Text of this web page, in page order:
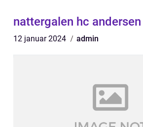
nattergalen hc andersen
12 januar 2024 admin